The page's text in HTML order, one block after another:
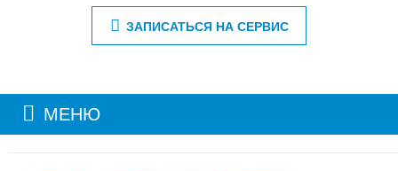
ЗАПИСАТЬСЯ НА СЕРВИС
МЕНЮ